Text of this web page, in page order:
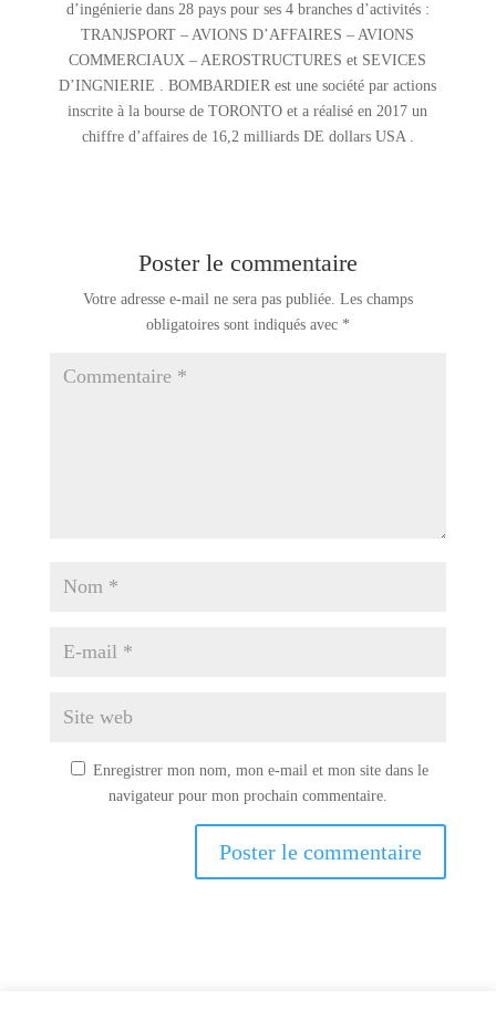
d’ingénierie dans 28 pays pour ses 4 branches d’activités :
TRANJSPORT – AVIONS D’AFFAIRES – AVIONS
COMMERCIAUX – AEROSTRUCTURES et SEVICES
D’INGNIERIE . BOMBARDIER est une société par actions
inscrite à la bourse de TORONTO et a réalisé en 2017 un
chiffre d’affaires de 16,2 milliards DE dollars USA .
Poster le commentaire
Votre adresse e-mail ne sera pas publiée. Les champs
obligatoires sont indiqués avec *
Enregistrer mon nom, mon e-mail et mon site dans le
navigateur pour mon prochain commentaire.